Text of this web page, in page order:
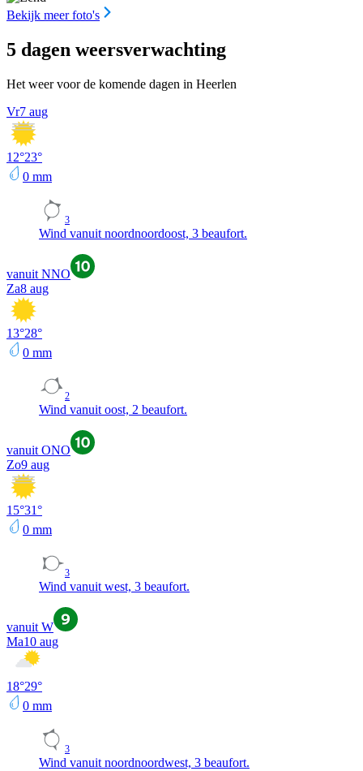
Bekijk meer foto's
5 dagen weersverwachting
Het weer voor de komende dagen in Heerlen
Vr7 aug
12°23°
0 mm
3
Wind vanuit noordnoordoost, 3 beaufort.
vanuit NNO
Za8 aug
13°28°
0 mm
2
Wind vanuit oost, 2 beaufort.
vanuit ONO
Zo9 aug
15°31°
0 mm
3
Wind vanuit west, 3 beaufort.
vanuit W
Ma10 aug
18°29°
0 mm
3
Wind vanuit noordnoordwest, 3 beaufort.